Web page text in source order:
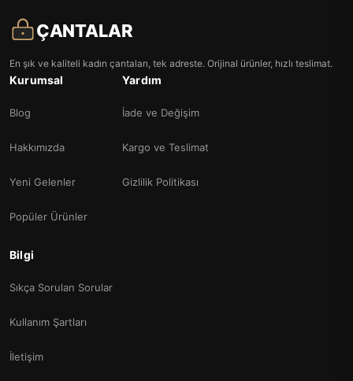
ÇANTALAR
En şık ve kaliteli kadın çantaları, tek adreste. Orijinal ürünler, hızlı teslimat.
Kurumsal
Blog
Hakkımızda
Yeni Gelenler
Popüler Ürünler
Yardım
İade ve Değişim
Kargo ve Teslimat
Gizlilik Politikası
Bilgi
Sıkça Sorulan Sorular
Kullanım Şartları
İletişim